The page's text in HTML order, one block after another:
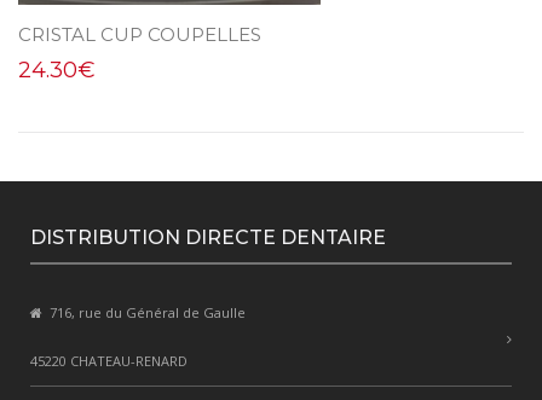
CRISTAL CUP COUPELLES
24.30€
DISTRIBUTION DIRECTE DENTAIRE
716, rue du Général de Gaulle
45220 CHATEAU-RENARD